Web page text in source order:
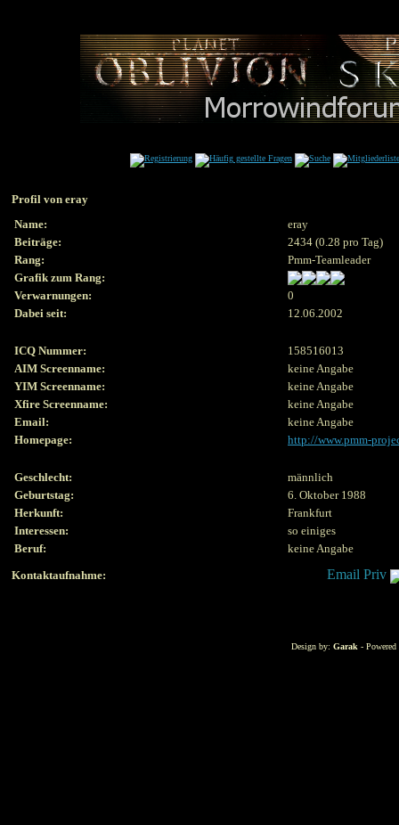
Profil von eray
Name:
eray
Beiträge:
2434 (0.28 pro Tag)
Rang:
Pmm-Teamleader
Grafik zum Rang:
Verwarnungen:
0
Dabei seit:
12.06.2002
ICQ Nummer:
158516013
AIM Screenname:
keine Angabe
YIM Screenname:
keine Angabe
Xfire Screenname:
keine Angabe
Email:
keine Angabe
Homepage:
http://www.pmm-
Geschlecht:
männlich
Geburtstag:
6. Oktober 1988
Herkunft:
Frankfurt
Interessen:
so einiges
Beruf:
keine Angabe
Kontaktaufnahme:
Design by: Garak -